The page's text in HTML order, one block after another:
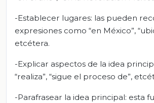
-Establecer lugares: las pueden
expresiones como “en México”,
etcétera.
-Explicar aspectos de la idea
“realiza”, “sigue el proceso de”,
-Parafrasear la idea principal: esta